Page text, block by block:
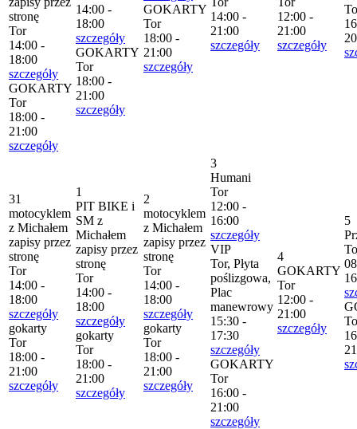
stronę
Tor
14:00 -
18:00
szczegóły
GOKARTY
Tor
18:00 -
21:00
szczegóły
14:00 -
18:00
szczegóły
GOKARTY
Tor
18:00 -
21:00
szczegóły
GOKARTY
Tor
18:00 -
21:00
szczegóły
14:00 -
21:00
szczegóły
12:00 -
21:00
szczegóły
31
motocyklem
z Michałem
zapisy przez
stronę
Tor
14:00 -
18:00
szczegóły
gokarty
Tor
18:00 -
21:00
szczegóły
1
PIT BIKE i
SM z
Michałem
zapisy przez
stronę
Tor
14:00 -
18:00
szczegóły
gokarty
Tor
18:00 -
21:00
szczegóły
2
motocyklem
z Michałem
zapisy przez
stronę
Tor
14:00 -
18:00
szczegóły
gokarty
Tor
18:00 -
21:00
szczegóły
3
Humani
Tor
12:00 -
16:00
szczegóły
VIP
Tor, Płyta
poślizgowa,
Plac
manewrowy
15:30 -
17:30
szczegóły
GOKARTY
Tor
16:00 -
21:00
szczegóły
4
GOKARTY
Tor
12:00 -
21:00
szczegóły
5